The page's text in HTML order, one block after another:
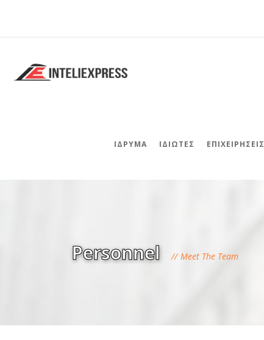
ΊΔΡΥΜΑ ΙΔΙΏΤΕΣ ΕΠΙΧΕΙΡΉΣΕΙΣ
Personnel Meet The Team